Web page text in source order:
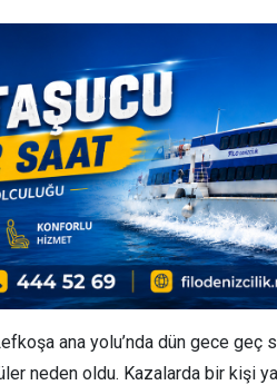
ana yolu’nda dün gece geç
neden oldu. Kazalarda bir kişi